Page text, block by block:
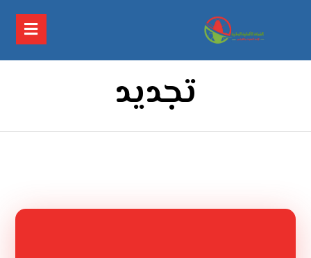
تجديد